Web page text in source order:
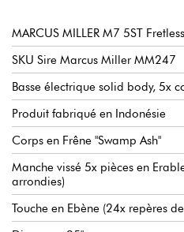
MARCUS MILLER M7 5ST Fretless
SKU Sire Marcus Miller MM247
Basse électrique solid body, 5x
Produit fabriqué en Indonésie
Corps en Frêne "Swamp Ash"
Manche vissé 5x pièces en
arrondies)
Touche en Ebène (24x repères